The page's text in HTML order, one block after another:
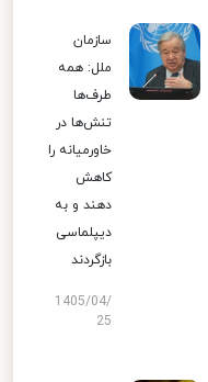
سازمان
ملل: همه
طرف‌ها
تنش‌ها در
خاورمیانه را
کاهش
دهند و به
دیپلماسی
بازگردند
1405/04/
25